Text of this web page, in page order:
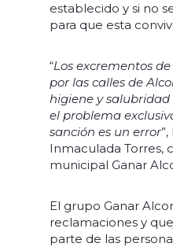
establecido y si no
para que esta
“Los excrementos
por las calles de
higiene y
el problema
sanción es un error
Inmaculada Torres,
municipal Ganar
El grupo Ganar
reclamaciones y
parte de las